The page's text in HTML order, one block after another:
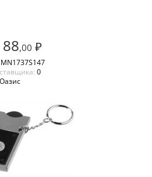
88,00 ₽
MN1737S147
0
Оазис